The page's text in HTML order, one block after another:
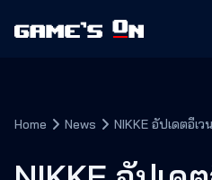
Home News
NIKKE อัปเดตอีเว
ทดลองลับ และค้